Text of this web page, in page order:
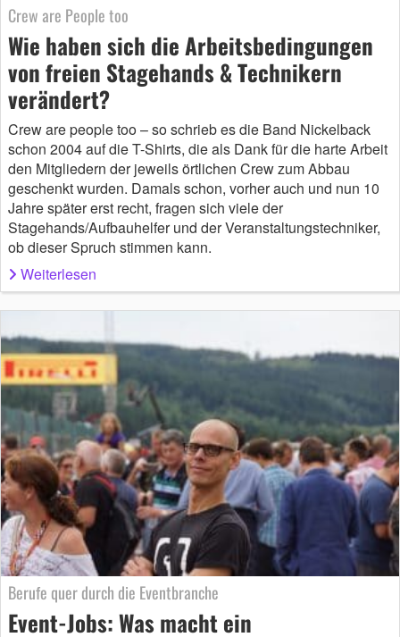
Crew are People too
Wie haben sich die Arbeitsbedingungen
von freien Stagehands & Technikern
verändert?
Crew are people too – so schrieb es die Band Nickelback
schon 2004 auf die T-Shirts, die als Dank für die harte Arbeit
den Mitgliedern der jeweils örtlichen Crew zum Abbau
geschenkt wurden. Damals schon, vorher auch und nun 10
Jahre später erst recht, fragen sich viele der
Stagehands/Aufbauhelfer und der Veranstaltungstechniker,
ob dieser Spruch stimmen kann.
Weiterlesen
Berufe quer durch die Eventbranche
Event-Jobs: Was macht ein